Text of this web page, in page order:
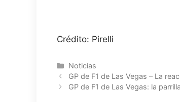
Crédito: Pirelli
Categorías
Noticias
GP de F1 de Las Vegas – La
GP de F1 de Las Vegas: la